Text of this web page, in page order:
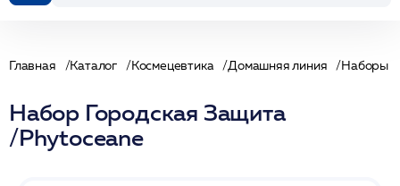
Главная Каталог Космецевтика Домашняя линия Наборы
Набор Городская Защита
/Phytoceane